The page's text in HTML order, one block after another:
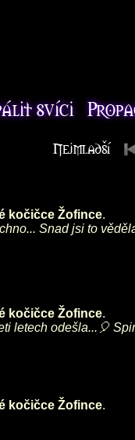
kočičce Žofince.
Snad jsi to
kočičce Žofince.
letech odešla...🎈
kočičce Žofince.